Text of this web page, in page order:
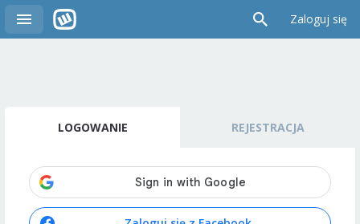
Zaloguj się
LOGOWANIE REJESTRACJA